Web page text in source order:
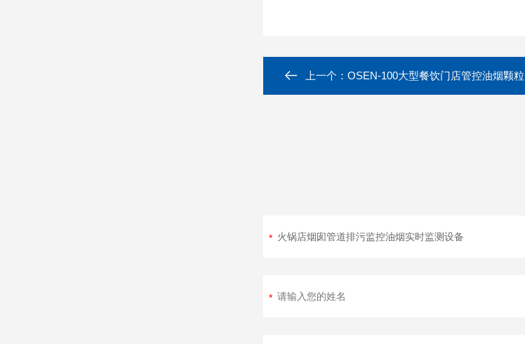
上一个：OSEN-100大型餐饮门店管控油烟颗粒物在线监测系统